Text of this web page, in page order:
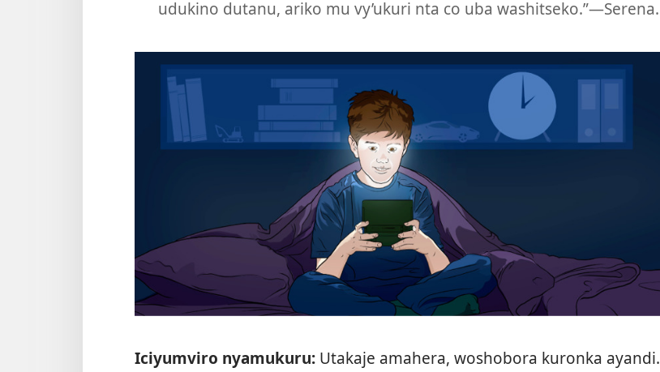
udukino dutanu, ariko mu vy’ukuri nta co uba washitseko.”​—Serena.
Iciyumviro nyamukuru: Utakaje amahera, woshobora kuronka ayandi.